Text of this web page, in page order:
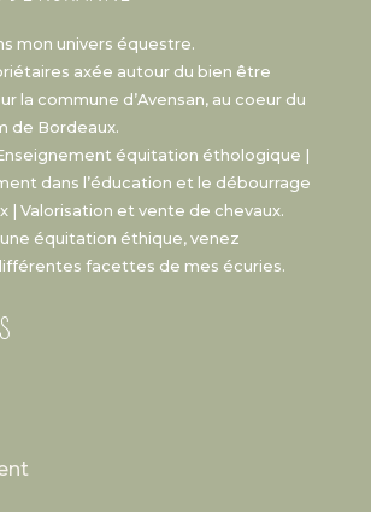
mon univers équestre.
axée autour du bien être
la commune d’Avensan, au coeur du
de Bordeaux.
équitation éthologique |
dans l’éducation et le débourrage
| Valorisation et vente de chevaux.
équitation éthique, venez
facettes de mes écuries.